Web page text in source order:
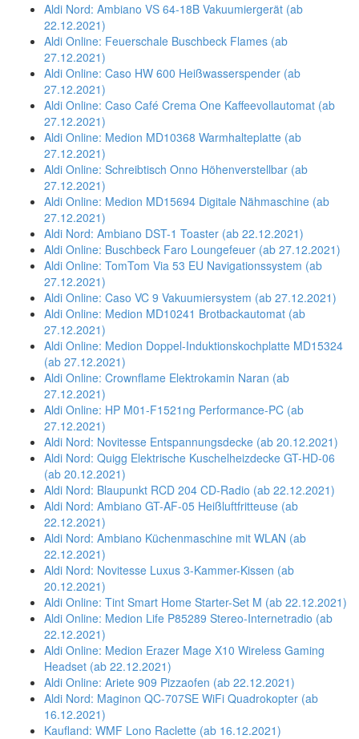
Aldi Nord: Ambiano VS 64-18B Vakuumiergerät (ab
22.12.2021)
Aldi Online: Feuerschale Buschbeck Flames (ab
27.12.2021)
Aldi Online: Caso HW 600 Heißwasserspender (ab
27.12.2021)
Aldi Online: Caso Café Crema One Kaffeevollautomat (ab
27.12.2021)
Aldi Online: Medion MD10368 Warmhalteplatte (ab
27.12.2021)
Aldi Online: Schreibtisch Onno Höhenverstellbar (ab
27.12.2021)
Aldi Online: Medion MD15694 Digitale Nähmaschine (ab
27.12.2021)
Aldi Nord: Ambiano DST-1 Toaster (ab 22.12.2021)
Aldi Online: Buschbeck Faro Loungefeuer (ab 27.12.2021)
Aldi Online: TomTom Via 53 EU Navigationssystem (ab
27.12.2021)
Aldi Online: Caso VC 9 Vakuumiersystem (ab 27.12.2021)
Aldi Online: Medion MD10241 Brotbackautomat (ab
27.12.2021)
Aldi Online: Medion Doppel-Induktionskochplatte MD15324
(ab 27.12.2021)
Aldi Online: Crownflame Elektrokamin Naran (ab
27.12.2021)
Aldi Online: HP M01-F1521ng Performance-PC (ab
27.12.2021)
Aldi Nord: Novitesse Entspannungsdecke (ab 20.12.2021)
Aldi Nord: Quigg Elektrische Kuschelheizdecke GT-HD-06
(ab 20.12.2021)
Aldi Nord: Blaupunkt RCD 204 CD-Radio (ab 22.12.2021)
Aldi Nord: Ambiano GT-AF-05 Heißluftfritteuse (ab
22.12.2021)
Aldi Nord: Ambiano Küchenmaschine mit WLAN (ab
22.12.2021)
Aldi Nord: Novitesse Luxus 3-Kammer-Kissen (ab
20.12.2021)
Aldi Online: Tint Smart Home Starter-Set M (ab 22.12.2021)
Aldi Online: Medion Life P85289 Stereo-Internetradio (ab
22.12.2021)
Aldi Online: Medion Erazer Mage X10 Wireless Gaming
Headset (ab 22.12.2021)
Aldi Online: Ariete 909 Pizzaofen (ab 22.12.2021)
Aldi Nord: Maginon QC-707SE WiFi Quadrokopter (ab
16.12.2021)
Kaufland: WMF Lono Raclette (ab 16.12.2021)